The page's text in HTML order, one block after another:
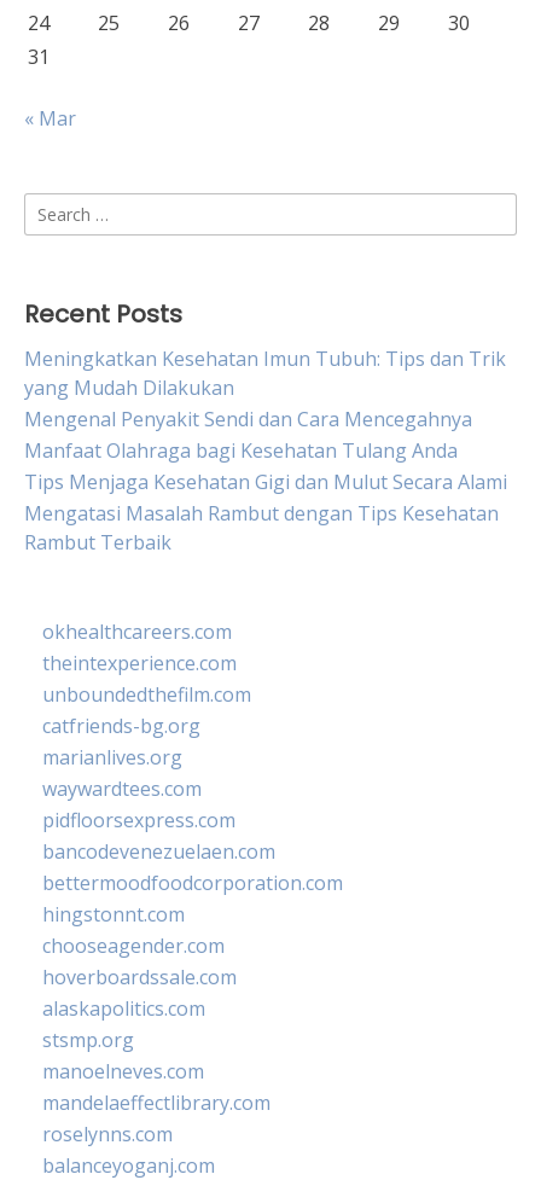
24
25 26 27 28 29
30
31
« Mar
Search
for:
Recent Posts
Meningkatkan Kesehatan Imun Tubuh: Tips dan Trik
yang Mudah Dilakukan
Mengenal Penyakit Sendi dan Cara Mencegahnya
Manfaat Olahraga bagi Kesehatan Tulang Anda
Tips Menjaga Kesehatan Gigi dan Mulut Secara Alami
Mengatasi Masalah Rambut dengan Tips Kesehatan
Rambut Terbaik
okhealthcareers.com
theintexperience.com
unboundedthefilm.com
catfriends-bg.org
marianlives.org
waywardtees.com
pidfloorsexpress.com
bancodevenezuelaen.com
bettermoodfoodcorporation.com
hingstonnt.com
chooseagender.com
hoverboardssale.com
alaskapolitics.com
stsmp.org
manoelneves.com
mandelaeffectlibrary.com
roselynns.com
balanceyoganj.com